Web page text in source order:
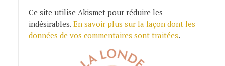
Ce site utilise Akismet pour réduire les
indésirables. En savoir plus sur la façon dont les
données de vos commentaires sont traitées.